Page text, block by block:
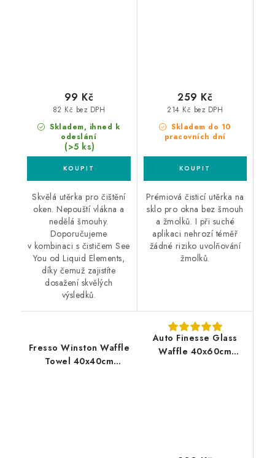
Skladem, ihned k
odeslání
(>5 ks)
82 Kč bez DPH
99 Kč
Skvělá utěrka pro čištění
oken. Nepouští vlákna a
nedělá šmouhy.
Doporučujeme
v kombinaci s čističem See
You od Liquid Elements,
díky čemuž zajistíte
dosažení skvělých
výsledků.
Skladem do 10
pracovních dní
214 Kč bez DPH
259 Kč
Prémiová čisticí utěrka na
sklo pro okna bez šmouh
a žmolků. I při suché
aplikaci nehrozí téměř
žádné riziko uvolňování
žmolků.
Fresso Winston Waffle
Towel 40x40cm
Auto Finesse Glass
Waffle 40x60cm